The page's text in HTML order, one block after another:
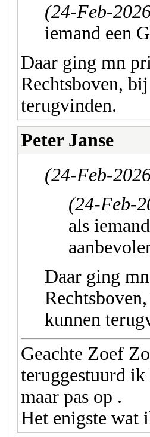
(24-Feb-
iemand een
Daar ging mn
Rechtsboven,
terugvinden.
Peter Janse
(24-Feb-
(24-Feb-
als
Daar ging
kunnen
Geachte Zoef
teruggestuurd
maar pas op .
Het enigste wat